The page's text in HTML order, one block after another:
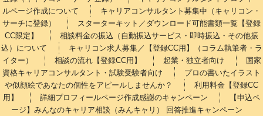
ルページ作成について
キャリアコンサルタント募集中（キャリコン・
サーチに登録）
スターターキット／ダウンロード可能書類一覧【登録
CC限定】
相談料金の振込（自動振込サービス・即時振込・その他振
込）について
キャリコン求人募集／【登録CC用】（コラム執筆者・ラ
イター）
相談の流れ【登録CC用】 起業・独立者向け
国家
資格キャリアコンサルタント・試験受験者向け
プロの書いたイラスト
や似顔絵であなたの個性をアピールしませんか？
利用料金【登録CC
用】
詳細プロフィールページ作成感謝のキャンペーン
【申込ペ
ージ】みんなのキャリア相談（みんキャリ） 回答推進キャンペーン